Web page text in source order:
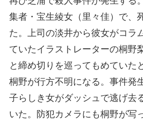
集者・宝生綾女（里々佳）で、
た。上司の淡井から彼女がコラ
ていたイラストレーターの桐野
と締め切りを巡ってもめていた
桐野が行方不明になる。事件発
子らしき女がダッシュで逃げ去
いた。防犯カメラにも桐野が写